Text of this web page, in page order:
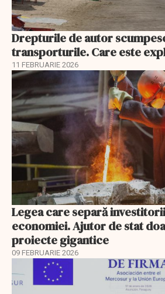
Drepturile de autor
transporturile. Care este
11 FEBRUARIE 2026
Legea care separă
economiei. Ajutor de stat
proiecte gigantice
09 FEBRUARIE 2026